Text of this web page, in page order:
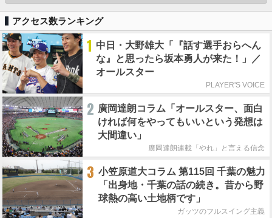
アクセス数ランキング
1 中日・大野雄大「『話す選手おらへん
な』と思ったら坂本勇人が来た！」／
オールスター
PLAYER'S VOICE
2 廣岡達朗コラム「オールスター、面白
ければ何をやってもいいという発想は
大間違い」
廣岡達朗連載「やれ」と言える信念
3 小笠原道大コラム 第115回 千葉の魅力
「出身地・千葉の話の続き。昔から野
球熱の高い土地柄です」
ガッツのフルスイング主義